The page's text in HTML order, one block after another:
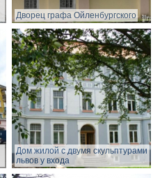
Дворец графа Ойленбургского
Дом жилой с двумя скульптурами
львов у входа